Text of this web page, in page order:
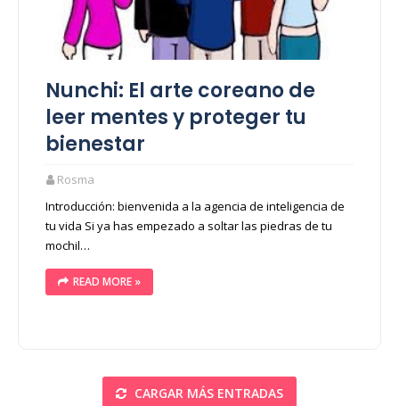
Nunchi: El arte coreano de
leer mentes y proteger tu
bienestar
Rosma
Introducción: bienvenida a la agencia de inteligencia de
tu vida Si ya has empezado a soltar las piedras de tu
mochil…
READ MORE »
CARGAR MÁS ENTRADAS